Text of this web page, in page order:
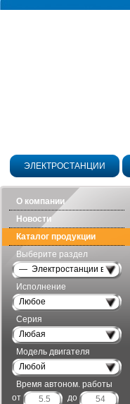
ЭЛЕКТРОСТАНЦИИ
О компании
Новости
Каталог продукции
Выберите раздел
— Электростанции в кожухе
Исполнение
Любое
Серия
Любая
Модель двигателя
Любой
Время автоном. работы
от
до